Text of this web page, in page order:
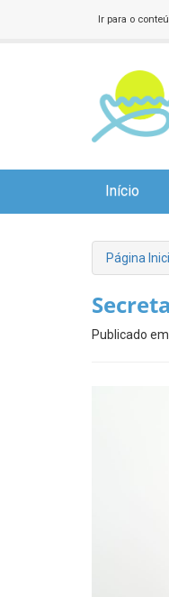
Ir para o
Início
Página
Publicado em